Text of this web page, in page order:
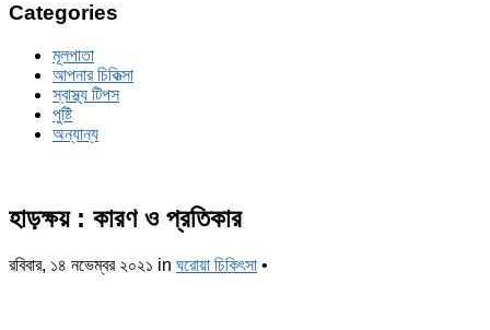
Categories
মূলপাতা
আপনার চিকিত্‍সা
স্বাস্থ্য টিপস
পুষ্টি
অন্যান্য
হাড়ক্ষয় : কারণ ও প্রতিকার
রবিবার, ১৪ নভেম্বর ২০২১ in ঘরোয়া চিকিৎসা •